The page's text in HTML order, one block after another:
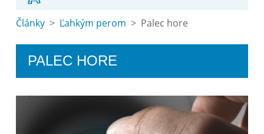
Články> Ľahkým perom > Palec hore
PALEC HORE